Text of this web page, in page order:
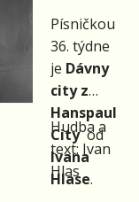
Písničkou
36. týdne
je Dávny
city z
Hanspaul
Cityod
Ivana
Hlase.
Hudba a
text: Ivan
Hlas